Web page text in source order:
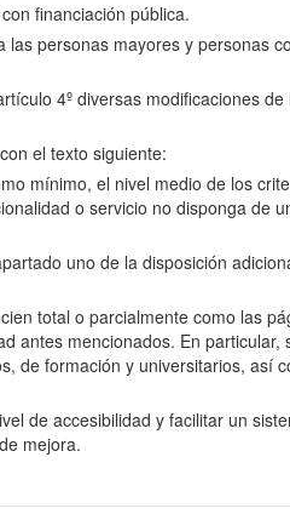
financiación pública.
personas mayores y personas
4º diversas modificaciones
el texto siguiente:
mínimo, el nivel medio de los
o servicio no disponga de
uno de la disposición
total o parcialmente como las
antes mencionados. En particular,
de formación y universitarios, así
de accesibilidad y facilitar un
mejora.